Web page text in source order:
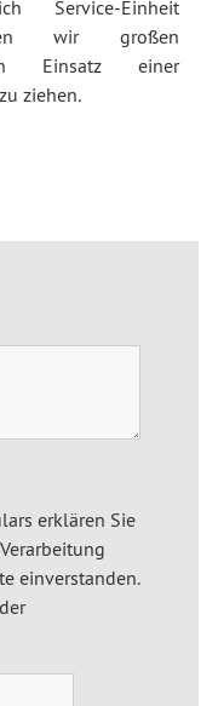
Service-Einheit
wir großen
Einsatz einer
ziehen.
erklären Sie
einverstanden.